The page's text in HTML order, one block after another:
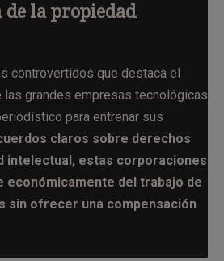
la propiedad
controvertidos que destaca el
grandes empresas tecnológicas
para entrenar sus
claros sobre derechos
intelectual, estas corporaciones
económicamente del trabajo de
sin ofrecer una compensación